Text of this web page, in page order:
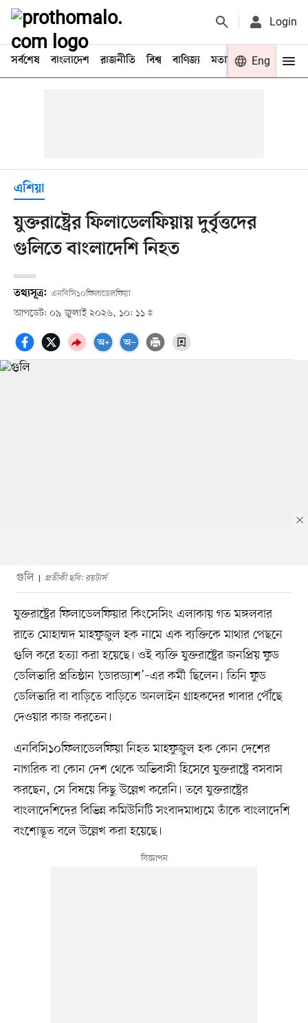
Login
সর্বশেষ বাংলাদেশ রাজনীতি বিশ্ব বাণিজ্য মতামত খেলা
Eng
এশিয়া
যুক্তরাষ্ট্রের ফিলাডেলফিয়ায় দুর্বৃত্তদের
গুলিতে বাংলাদেশি নিহত
তথ্যসূত্র: এনবিসি১০ফিলাডেলফিয়া
আপডেট: ০৯ জুলাই ২০২৬, ১০: ১১
গুলি প্রতীকী ছবি: রয়টার্স
যুক্তরাষ্ট্রের ফিলাডেলফিয়ার কিংসেসিং এলাকায় গত মঙ্গলবার
রাতে মোহাম্মদ মাহফুজুল হক নামে এক ব্যক্তিকে মাথার পেছনে
গুলি করে হত্যা করা হয়েছে। ওই ব্যক্তি যুক্তরাষ্ট্রের জনপ্রিয় ফুড
ডেলিভারি প্রতিষ্ঠান ‘ডোরড্যাশ’–এর কর্মী ছিলেন। তিনি ফুড
ডেলিভারি বা বাড়িতে বাড়িতে অনলাইন গ্রাহকদের খাবার পৌঁছে
দেওয়ার কাজ করতেন।
এনবিসি১০ফিলাডেলফিয়া নিহত মাহফুজুল হক কোন দেশের
নাগরিক বা কোন দেশ থেকে অভিবাসী হিসেবে যুক্তরাষ্ট্রে বসবাস
করছেন, সে বিষয়ে কিছু উল্লেখ করেনি। তবে যুক্তরাষ্ট্রের
বাংলাদেশিদের বিভিন্ন কমিউনিটি সংবাদমাধ্যমে তাঁকে বাংলাদেশি
বংশোদ্ভূত বলে উল্লেখ করা হয়েছে।